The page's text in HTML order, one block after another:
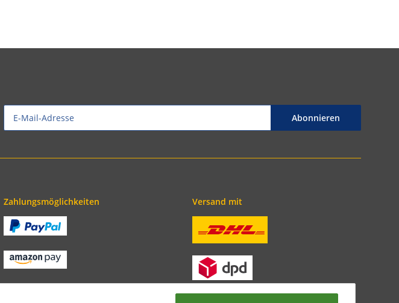
Abonnieren
Zahlungsmöglichkeiten Versand mit